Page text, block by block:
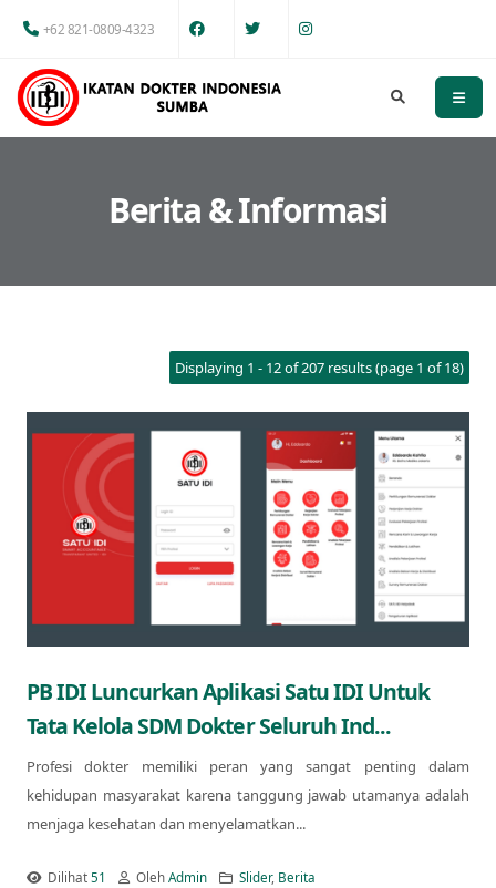
+62 821-0809-4323
Berita & Informasi
Displaying 1 - 12 of 207 results (page 1 of 18)
PB IDI Luncurkan Aplikasi Satu IDI Untuk
Tata Kelola SDM Dokter Seluruh Ind...
Profesi dokter memiliki peran yang sangat penting dalam
kehidupan masyarakat karena tanggung jawab utamanya adalah
menjaga kesehatan dan menyelamatkan...
Dilihat51 OlehAdmin Slider, Berita